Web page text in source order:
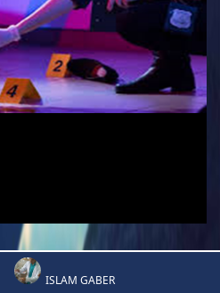
ISLAM GABER